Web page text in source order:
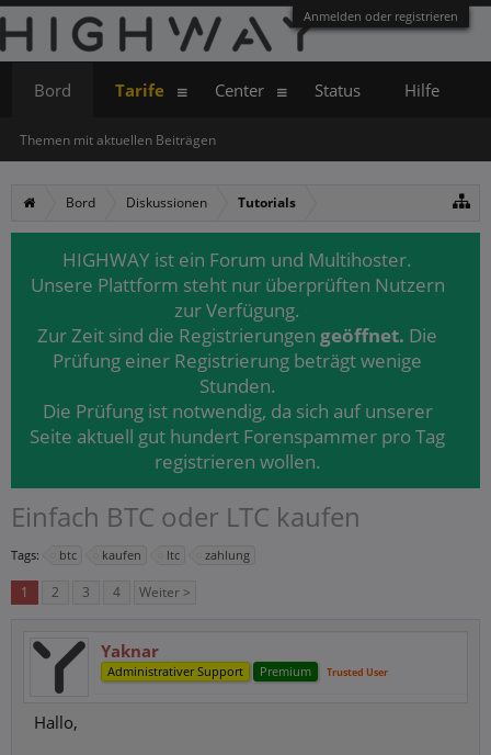
Anmelden oder registrieren
Bord Diskussionen Tutorials
HIGHWAY ist ein Forum und Multihoster.
Unsere Plattform steht nur überprüften Nutzern
zur Verfügung.
Zur Zeit sind die Registrierungen geöffnet. Die
Prüfung einer Registrierung beträgt wenige
Stunden.
Die Prüfung ist notwendig, da sich auf unserer
Seite aktuell gut hundert Forenspammer pro Tag
registrieren wollen.
Einfach BTC oder LTC kaufen
Tags: btc kaufen ltc zahlung
1 2 3 4 Weiter >
Yaknar
Administrativer Support Premium Trusted User
Hallo,
Bord
Themen mit aktuellen Beiträgen
Tarife Center Status Hilfe